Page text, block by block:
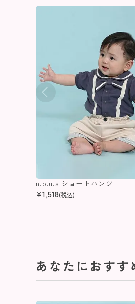
n.o.u.s ショートパンツ
¥1,518(税込)
あなたにおすす